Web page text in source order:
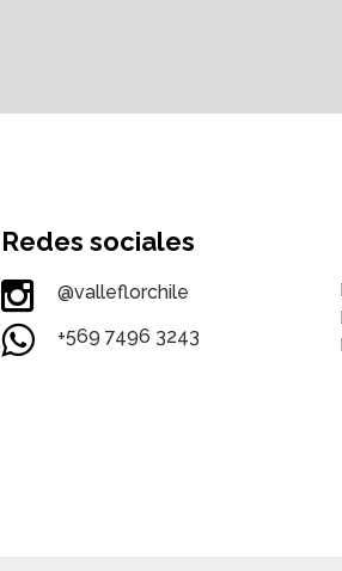
Redes sociales
 @valleflorchile
 +569 7496 3243